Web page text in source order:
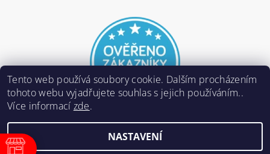
E-ARMY.cz, všechna práva vyhrazena
Tento web používá soubory cookie. Dalším procházením
tohoto webu vyjadřujete souhlas s jejich používáním..
Více informací zde.
NASTAVENÍ